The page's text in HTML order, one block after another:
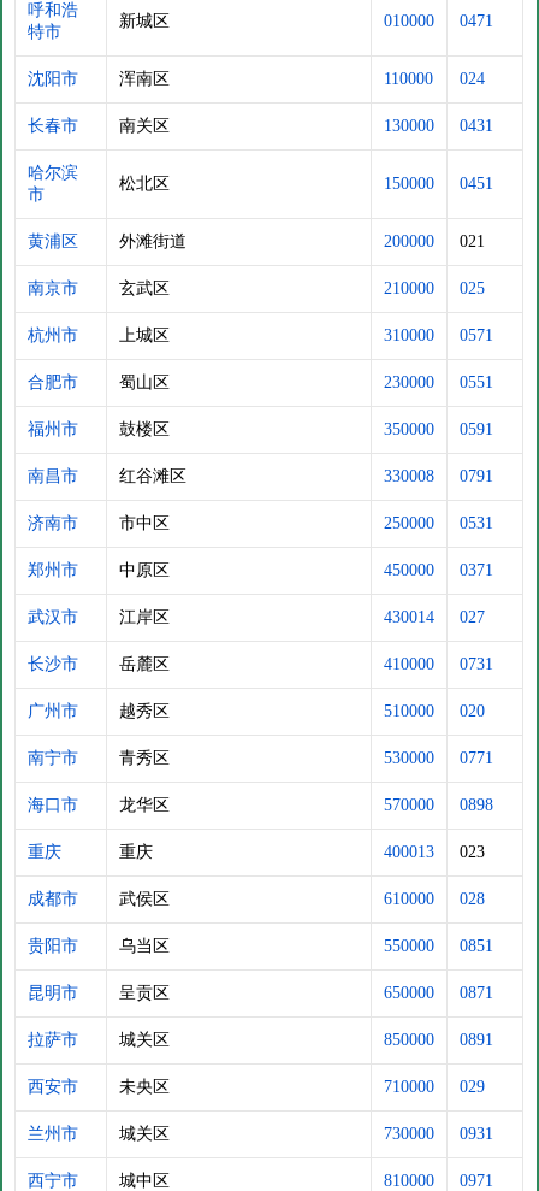
呼和浩
特市
新城区 010000 0471
沈阳市 浑南区 110000 024
长春市 南关区 130000 0431
哈尔滨
市
松北区 150000 0451
黄浦区 外滩街道 200000 021
南京市 玄武区 210000 025
杭州市 上城区 310000 0571
合肥市 蜀山区 230000 0551
福州市 鼓楼区 350000 0591
南昌市 红谷滩区 330008 0791
济南市 市中区 250000 0531
郑州市 中原区 450000 0371
武汉市 江岸区 430014 027
长沙市 岳麓区 410000 0731
广州市 越秀区 510000 020
南宁市 青秀区 530000 0771
海口市 龙华区 570000 0898
重庆 重庆 400013 023
成都市 武侯区 610000 028
贵阳市 乌当区 550000 0851
昆明市 呈贡区 650000 0871
拉萨市 城关区 850000 0891
西安市 未央区 710000 029
兰州市 城关区 730000 0931
西宁市 城中区 810000 0971